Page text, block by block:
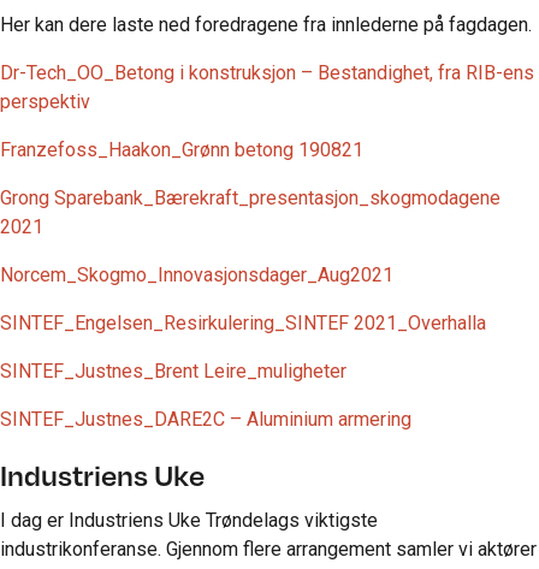
Her kan dere laste ned foredragene fra innlederne på fagdagen.
Dr-Tech_OO_Betong i konstruksjon – Bestandighet, fra RIB-ens
perspektiv
Franzefoss_Haakon_Grønn betong 190821
Grong Sparebank_Bærekraft_presentasjon_skogmodagene
2021
Norcem_Skogmo_Innovasjonsdager_Aug2021
SINTEF_Engelsen_Resirkulering_SINTEF 2021_Overhalla
SINTEF_Justnes_Brent Leire_muligheter
SINTEF_Justnes_DARE2C – Aluminium armering
Industriens Uke
I dag er Industriens Uke Trøndelags viktigste
industrikonferanse. Gjennom flere arrangement samler vi aktører